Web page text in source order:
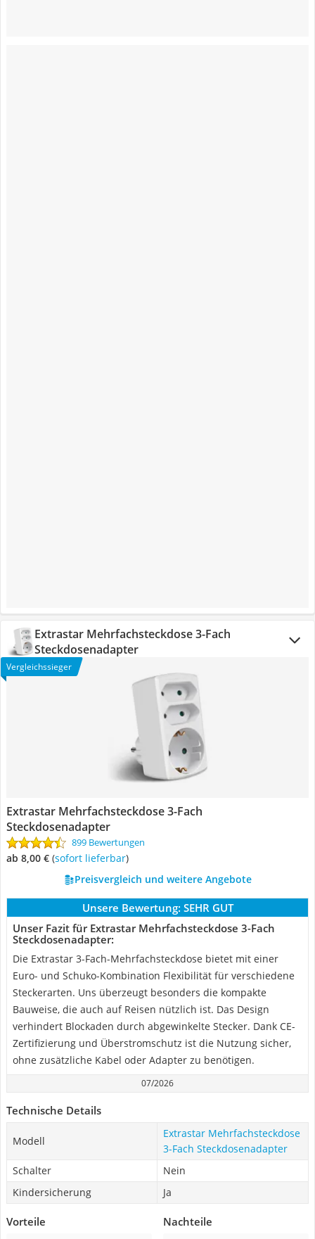
Extrastar Mehrfachsteckdose 3-Fach
Steckdosenadapter
Vergleichssieger
Extrastar Mehrfachsteckdose 3-Fach
Steckdosenadapter
899 Bewertungen
ab 8,00 € ( Sofort lieferbar)
Preisvergleich und weitere Angebote
Unsere Bewertung: SEHR GUT
Unser Fazit für Extrastar Mehrfachsteckdose 3-Fach
Steckdosenadapter:
Die Extrastar 3-Fach-Mehrfachsteckdose bietet mit einer
Euro- und Schuko-Kombination Flexibilität für verschiedene
Steckerarten. Uns überzeugt besonders die kompakte
Bauweise, die auch auf Reisen nützlich ist. Das Design
verhindert Blockaden durch abgewinkelte Stecker. Dank CE-
Zertifizierung und Überstromschutz ist die Nutzung sicher,
ohne zusätzliche Kabel oder Adapter zu benötigen.
07/2026
Technische Details
Modell
Extrastar Mehrfachsteckdose
3-Fach Steckdosenadapter
Schalter
Nein
Kindersicherung
Ja
Vorteile Nachteile